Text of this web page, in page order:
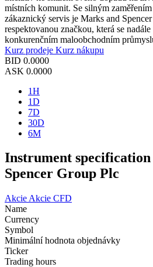
místních komunit. Se silným
zákaznický servis je Marks and
respektovanou značkou, která se
konkurenčním maloobchodním
Kurz prodeje Kurz nákupu
BID 0.0000
ASK 0.0000
1H
1D
7D
30D
6M
Instrument
Spencer Group Plc
Akcie Akcie CFD
Name
Currency
Symbol
Minimální hodnota objednávky
Ticker
Trading hours